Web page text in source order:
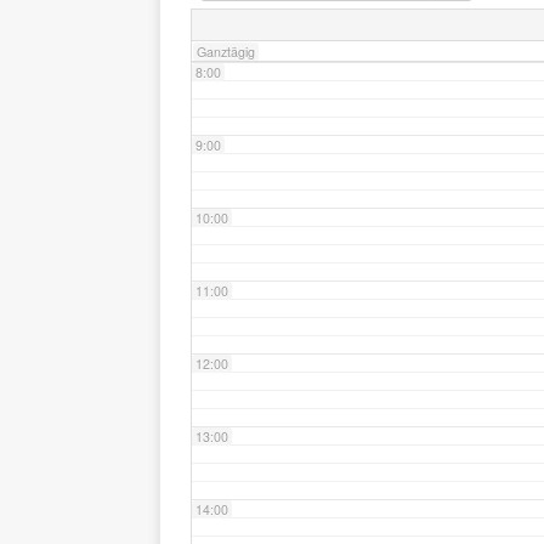
Ganztägig
8:00
9:00
10:00
11:00
12:00
13:00
14:00